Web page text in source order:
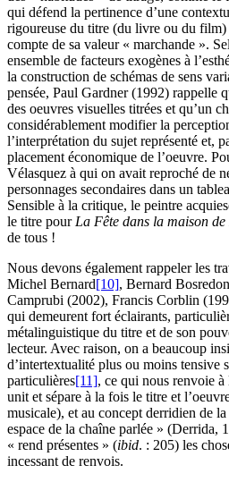
qui défend la pertinence d’une
rigoureuse du titre (du livre ou du film)
compte de sa valeur « marchande ».
ensemble de facteurs exogènes à
la construction de schémas de sens
pensée, Paul Gardner (1992) rappelle
des oeuvres visuelles titrées et qu’un
considérablement modifier la
l’interprétation du sujet représenté et,
placement économique de l’oeuvre.
Vélasquez à qui on avait reproché de
personnages secondaires dans un
Sensible à la critique, le peintre
le titre pour La Fête dans la maison
de tous !
Nous devons également rappeler les
Michel Bernard[10], Bernard
Camprubi (2002), Francis Corblin
qui demeurent fort éclairants,
métalinguistique du titre et de son
lecteur. Avec raison, on a beaucoup
d’intertextualité plus ou moins tensive
particulières[11], ce qui nous renvoie à
unit et sépare à la fois le titre et
musicale), et au concept derridien de la
espace de la chaîne parlée » (Derrida,
« rend présentes » (ibid. : 205) les
incessant de renvois.